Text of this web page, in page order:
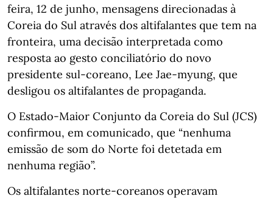
feira, 12 de junho, mensagens direcionadas à
Coreia do Sul através dos altifalantes que tem na
fronteira, uma decisão interpretada como
resposta ao gesto conciliatório do novo
presidente sul-coreano, Lee Jae-myung, que
desligou os altifalantes de propaganda.
O Estado-Maior Conjunto da Coreia do Sul (JCS)
confirmou, em comunicado, que “nenhuma
emissão de som do Norte foi detetada em
nenhuma região”.
Os altifalantes norte-coreanos operavam